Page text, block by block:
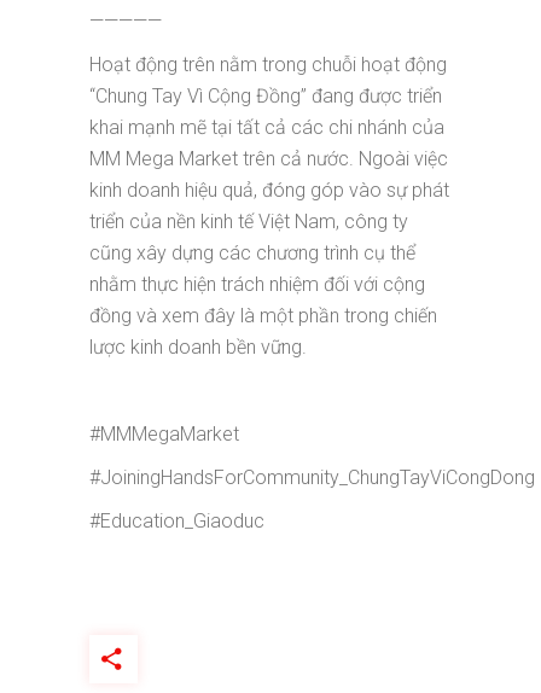
—————
Hoạt động trên nằm trong chuỗi hoạt động
“Chung Tay Vì Cộng Đồng” đang được triển
khai mạnh mẽ tại tất cả các chi nhánh của
MM Mega Market trên cả nước. Ngoài việc
kinh doanh hiệu quả, đóng góp vào sự phát
triển của nền kinh tế Việt Nam, công ty
cũng xây dựng các chương trình cụ thể
nhằm thực hiện trách nhiệm đối với cộng
đồng và xem đây là một phần trong chiến
lược kinh doanh bền vững.
#MMMegaMarket
#JoiningHandsForCommunity_ChungTayViCongDong
#Education_Giaoduc